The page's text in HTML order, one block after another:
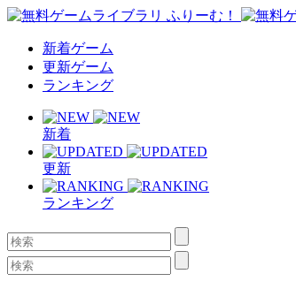
新着ゲーム
更新ゲーム
ランキング
新着
更新
ランキング